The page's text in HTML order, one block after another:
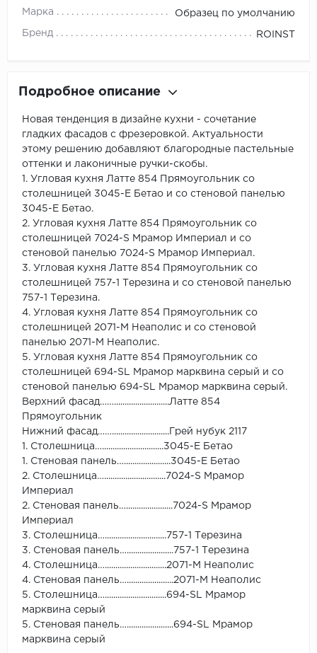
Марка Образец по умолчанию
Бренд ROINST
Подробное описание
Новая тенденция в дизайне кухни - сочетание
гладких фасадов с фрезеровкой. Актуальности
этому решению добавляют благородные пастельные
оттенки и лаконичные ручки-скобы.
1. Угловая кухня Латте 854 Прямоугольник со
столешницей 3045-Е Бетао и со стеновой панелью
3045-Е Бетао.
2. Угловая кухня Латте 854 Прямоугольник со
столешницей 7024-S Мрамор Империал и со
стеновой панелью 7024-S Мрамор Империал.
3. Угловая кухня Латте 854 Прямоугольник со
столешницей 757-1 Терезина и со стеновой панелью
757-1 Терезина.
4. Угловая кухня Латте 854 Прямоугольник со
столешницей 2071-М Неаполис и со стеновой
панелью 2071-М Неаполис.
5. Угловая кухня Латте 854 Прямоугольник со
столешницей 694-SL Мрамор марквина серый и со
стеновой панелью 694-SL Мрамор марквина серый.
Верхний фасад……..........................Латте 854
Прямоугольник
Нижний фасад……...........................Грей нубук 2117
1. Столешница….............................3045-Е Бетао
1. Стеновая панель…......................3045-Е Бетао
2. Столешница….............................7024-S Мрамор
Империал
2. Стеновая панель…......................7024-S Мрамор
Империал
3. Столешница….............................757-1 Терезина
3. Стеновая панель…......................757-1 Терезина
4. Столешница….............................2071-М Неаполис
4. Стеновая панель…......................2071-М Неаполис
5. Столешница….............................694-SL Мрамор
марквина серый
5. Стеновая панель…......................694-SL Мрамор
марквина серый